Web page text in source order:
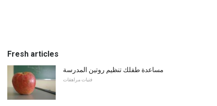
Fresh articles
مساعدة طفلك تنظيم روتين المدرسة
فتيات مراهقات